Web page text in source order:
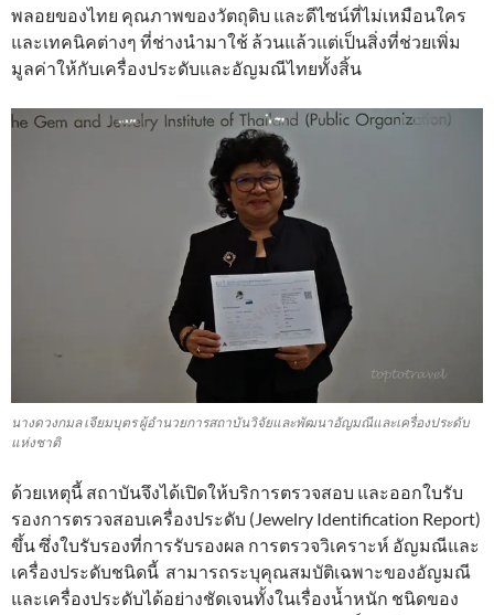
พลอยของไทย คุณภาพของวัตถุดิบ และดีไซน์ที่ไม่เหมือนใคร
และเทคนิคต่างๆ ที่ช่างนำมาใช้ ล้วนแล้วแต่เป็นสิ่งที่ช่วยเพิ่ม
มูลค่าให้กับเครื่องประดับและอัญมณีไทยทั้งสิ้น
นางดวงกมล เจียมบุตร ผู้อำนวยการสถาบันวิจัยและพัฒนาอัญมณีและเครื่องประดับ
แห่งชาติ
ด้วยเหตุนี้ สถาบันจึงได้เปิดให้บริการตรวจสอบ และออกใบรับ
รองการตรวจสอบเครื่องประดับ (Jewelry Identification Report)
ขึ้น ซึ่งใบรับรองที่การรับรองผล การตรวจวิเคราะห์ อัญมณีและ
เครื่องประดับชนิดนี้ สามารถระบุคุณสมบัติเฉพาะของอัญมณี
และเครื่องประดับได้อย่างชัดเจนทั้งในเรื่องน้ำหนัก ชนิดของ